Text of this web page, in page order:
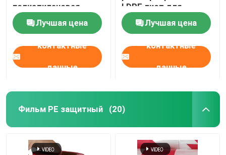
полиэтиленовая
валлетная оболочка
Лучшая цена
контактные
данные
LDPE лист для
машины обертывания
Лучшая цена
контактные
данные
Фильм PE защитный (20)